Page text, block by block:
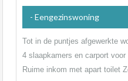
- Eengezinswoning
Tot in de puntjes afgewerkte
4 slaapkamers en carport
Ruime inkom met apart toilet